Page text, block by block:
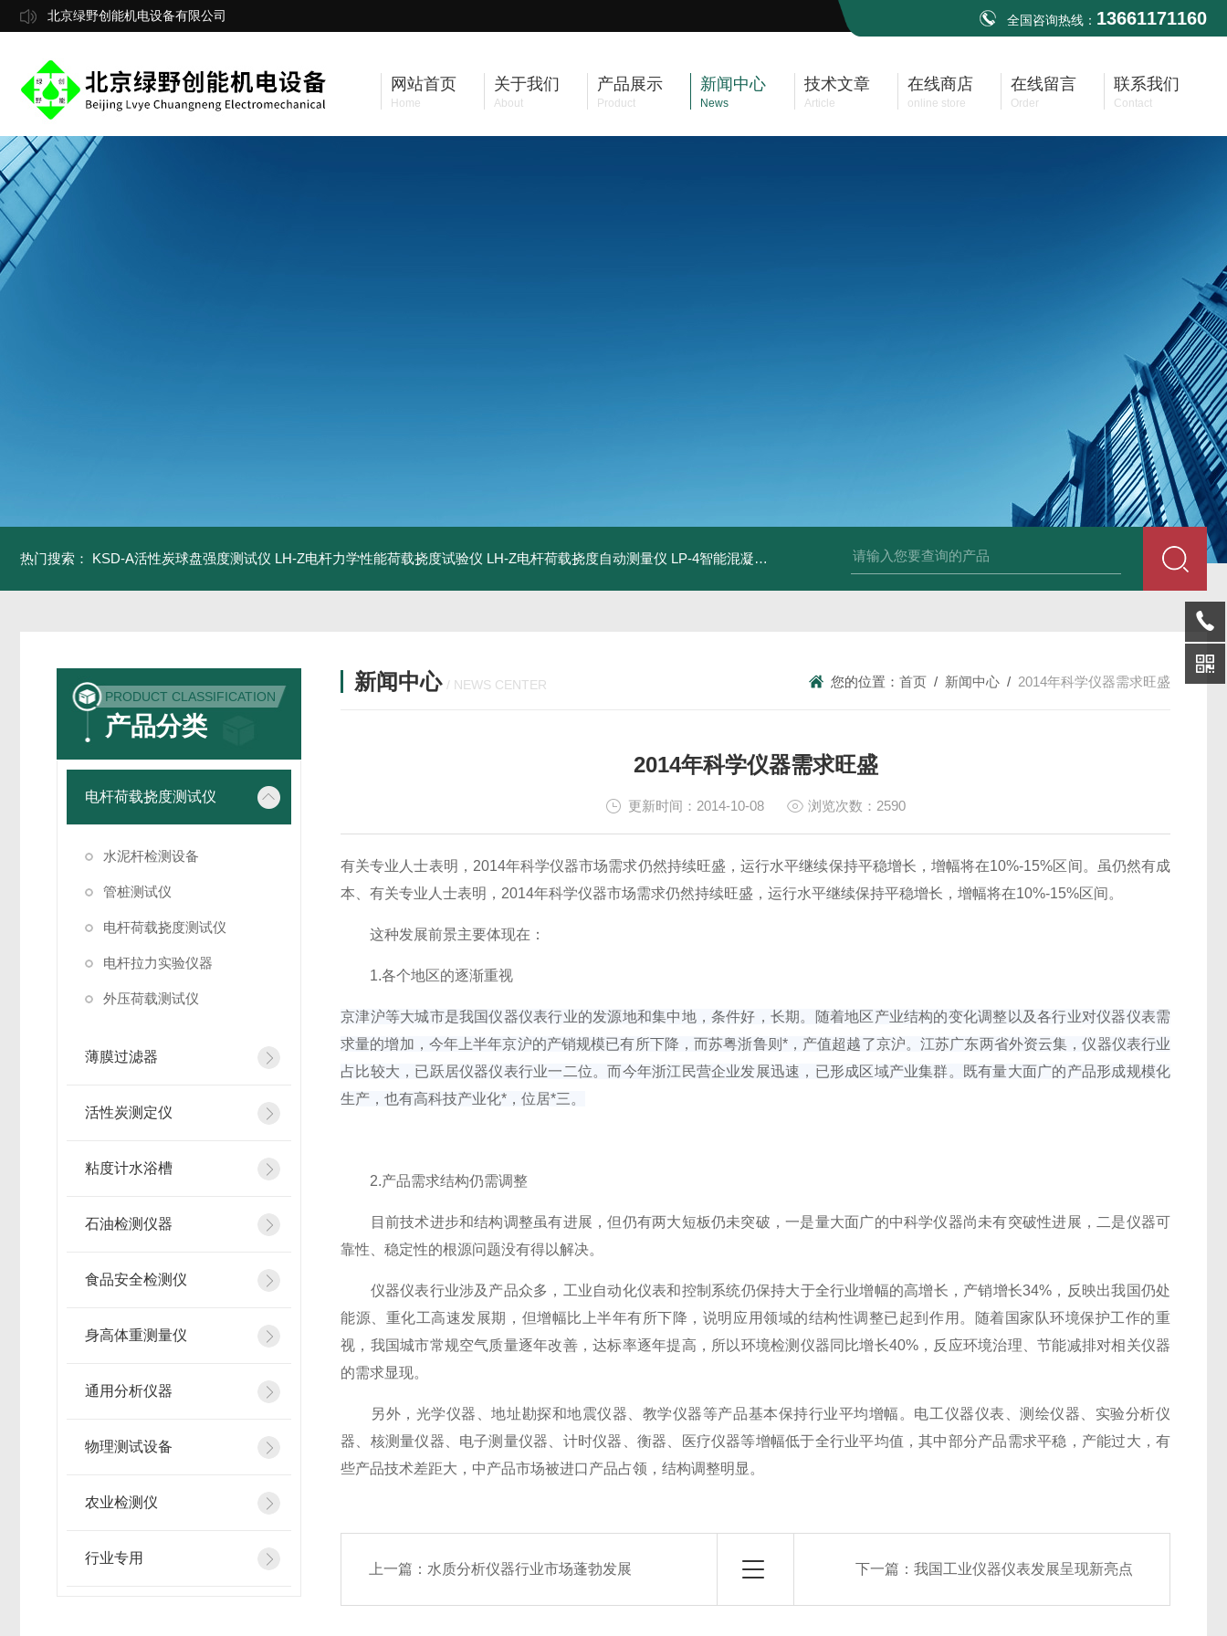
北京绿野创能机电设备有限公司 全国咨询热线： 13661171160
网站首页
Home
关于我们
About
产品展示
Product
新闻中心
News
技术文章
Article
在线商店
online store
在线留言
Order
联系我们
Contact
热门搜索： KSD-A活性炭球盘强度测试仪 LH-Z电杆力学性能荷载挠度试验仪 LH-Z电杆荷载挠度自动测量仪 LP-4智能混凝土电杆检测系统 LP-4混凝土电杆检测仪 LW-4电杆荷载挠度自动测量仪（无线
PRODUCT CLASSIFICATION
产品分类
电杆荷载挠度测试仪
水泥杆检测设备
管桩测试仪
电杆荷载挠度测试仪
电杆拉力实验仪器
外压荷载测试仪
薄膜过滤器
活性炭测定仪
粘度计水浴槽
石油检测仪器
食品安全检测仪
身高体重测量仪
通用分析仪器
物理测试设备
农业检测仪
行业专用
新闻中心 / NEWS CENTER 您的位置： 首页 / 新闻中心 / 2014年科学仪器需求旺盛
2014年科学仪器需求旺盛
更新时间：2014-10-08 浏览次数：2590
有关专业人士表明，2014年科学仪器市场需求仍然持续旺盛，运行水平继续保持平稳增长，增幅将在10%-15%区间。虽仍然有成
本、有关专业人士表明，2014年科学仪器市场需求仍然持续旺盛，运行水平继续保持平稳增长，增幅将在10%-15%区间。
这种发展前景主要体现在：
1.各个地区的逐渐重视
京津沪等大城市是我国仪器仪表行业的发源地和集中地，条件好，长期。随着地区产业结构的变化调整以及各行业对仪器仪表需
求量的增加，今年上半年京沪的产销规模已有所下降，而苏粤浙鲁则*，产值超越了京沪。江苏广东两省外资云集，仪器仪表行业
占比较大，已跃居仪器仪表行业一二位。而今年浙江民营企业发展迅速，已形成区域产业集群。既有量大面广的产品形成规模化
生产，也有高科技产业化*，位居*三。
2.产品需求结构仍需调整
目前技术进步和结构调整虽有进展，但仍有两大短板仍未突破，一是量大面广的中科学仪器尚未有突破性进展，二是仪器可
靠性、稳定性的根源问题没有得以解决。
仪器仪表行业涉及产品众多，工业自动化仪表和控制系统仍保持大于全行业增幅的高增长，产销增长34%，反映出我国仍处
能源、重化工高速发展期，但增幅比上半年有所下降，说明应用领域的结构性调整已起到作用。随着国家队环境保护工作的重
视，我国城市常规空气质量逐年改善，达标率逐年提高，所以环境检测仪器同比增长40%，反应环境治理、节能减排对相关仪器
的需求显现。
另外，光学仪器、地址勘探和地震仪器、教学仪器等产品基本保持行业平均增幅。电工仪器仪表、测绘仪器、实验分析仪
器、核测量仪器、电子测量仪器、计时仪器、衡器、医疗仪器等增幅低于全行业平均值，其中部分产品需求平稳，产能过大，有
些产品技术差距大，中产品市场被进口产品占领，结构调整明显。
上一篇： 水质分析仪器行业市场蓬勃发展 下一篇： 我国工业仪器仪表发展呈现新亮点